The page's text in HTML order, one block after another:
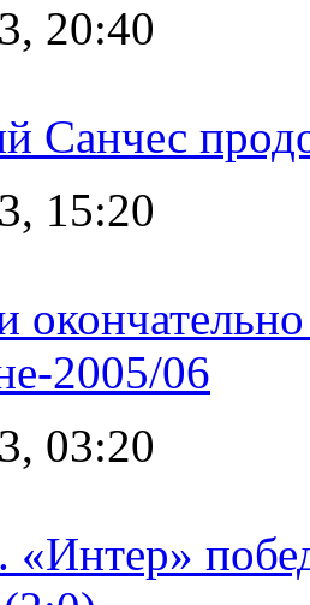
20:40
Санчес
15:20
2005/06
03:20
«Интер»